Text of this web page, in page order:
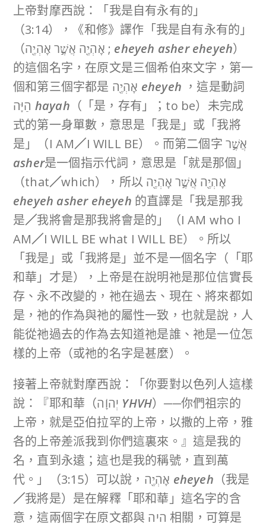
上帝對摩西說：「我是自有永有的」
（3:14），《和修》譯作「我是自有永有的」
（אֶֽהְיֶ֖ה אֲשֶׁ֣ר אֶֽהְיֶ֖ה ; eheyeh asher eheyeh）
的這個名字，在原文是三個希伯來文字，第一
eheyeh ，這是動詞
hayah （「是，存有」；to be）未完成
式的第一身單數，意思是「我是」或「我將
是」（I AM／
I WILL BE）。而第二個字 אֲשֶׁ֣ר
asher是一個指示代詞，意思是「就是那個」
（that／
which），所以 אֶֽהְיֶ֖ה אֲשֶׁ֣ר אֶֽהְיֶ֖ה
eheyeh asher eheyeh 的直譯是「我是那我
是／我將會是那我將會是的」（I AM who I
AM／I WILL BE what I WILL BE）。所以
「我是」或「我將是」並不是一個名字（「耶
和華」才是），上帝是在說明祂是那位信實長
存、永不改變的，祂在過去、現在、將來都如
是，祂的作為與祂的屬性一致，也就是說，人
能從祂過去的作為去知道祂是誰、祂是一位怎
樣的上帝（或祂的名字是甚麼）。
接著上帝就對摩西說：「你要對以色列人這樣
YHVH）──你們祖宗的
上帝，就是亞伯拉罕的上帝，以撒的上帝，雅
各的上帝差派我到你們這裏來。』這是我的
名，直到永遠；這也是我的稱號，直到萬
eheyeh （我是
／我將是）是在解釋「耶和華」這名字的含
意，這兩個字在原文都與 היה 相關，可算是